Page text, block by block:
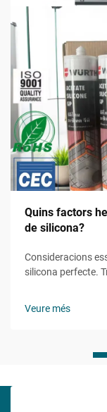
Quins factors
de silicona?
Consideracions
silicona perfecte.
Veure més